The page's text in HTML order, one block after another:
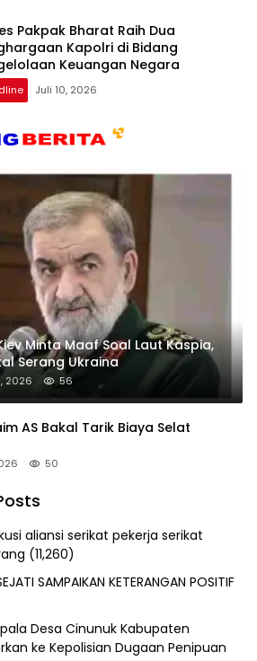
Pakpak Bharat Raih Dua
Kapolri di Bidang
Keuangan Negara
Juli 10, 2026
Minta Maaf Soal Laut Kaspia,
Serang Ukraina
2026 56
AS Bakal Tarik Biaya Selat
50
aliansi serikat pekerja serikat
(11,260)
SAMPAIKAN KETERANGAN POSITIF
Desa Cinunuk Kabupaten
ke Kepolisian Dugaan Penipuan